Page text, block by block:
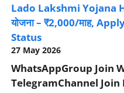
Lado Lakshmi Yojana
योजना – ₹2,000/माह,
Status
27 May 2026
WhatsAppGroup Join
TelegramChannel